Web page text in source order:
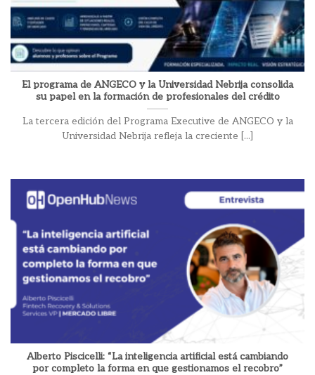
El programa de ANGECO y la Universidad Nebrija consolida
su papel en la formación de profesionales del crédito
La tercera edición del Programa Executive de ANGECO y la
Universidad Nebrija refleja la creciente [...]
Alberto Piscicelli: “La inteligencia artificial está cambiando
por completo la forma en que gestionamos el recobro”